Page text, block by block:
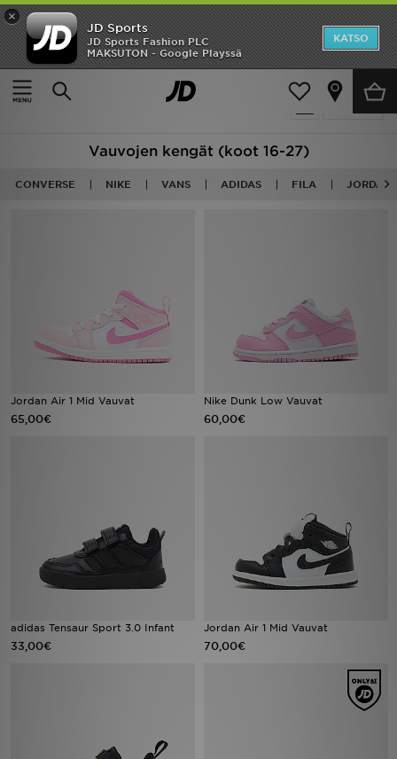
×
JD Sports
JD Sports Fashion PLC
MAKSUTON - Google Playssä
KATSO
Etusivu
Lapset Vauvojen kengät (Koot 16-27)
Suodata
108 tuotetta
Vauvojen kengät (koot 16-27)
CONVERSE NIKE VANS ADIDAS FILA JORDAN
Jordan Air 1 Mid Vauvat
65,00€
Nike Dunk Low Vauvat
60,00€
adidas Tensaur Sport 3.0 Infant
33,00€
Jordan Air 1 Mid Vauvat
70,00€
Etusivu
Ale
Miehet
Inspiroidu
Jalkapallo
Minun viestini